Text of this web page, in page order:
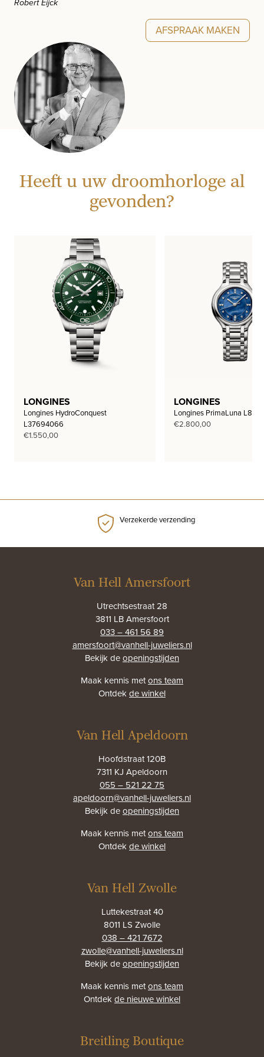
Robert Eijck
AFSPRAAK MAKEN
Heeft u uw droomhorloge al
gevonden?
LONGINES
Longines HydroConquest
L37694066
€1.550,00
LONGINES
Longines PrimaLuna
€2.800,00
Verzekerde verzending
Van Hell Amersfoort
Utrechtsestraat 28
3811 LB Amersfoort
033 – 461 56 89
amersfoort@vanhell-juweliers.nl
Bekijk deopeningstijden
Maak kennis metons team
Ontdekde winkel
Van Hell Apeldoorn
Hoofdstraat 120B
7311 KJ Apeldoorn
055 – 521 22 75
apeldoorn@vanhell-juweliers.nl
Bekijk deopeningstijden
Maak kennis metons team
Ontdekde winkel
Van Hell Zwolle
Luttekestraat 40
8011 LS Zwolle
038 – 421 7672
zwolle@vanhell-juweliers.nl
Bekijk deopeningstijden
Maak kennis metons team
Ontdekde nieuwe winkel
Breitling Boutique